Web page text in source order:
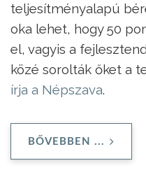
teljesítményalapú
oka lehet, hogy 50
el, vagyis a
közé sorolták őket a
írja a Népszava.
BŐVEBBEN ...